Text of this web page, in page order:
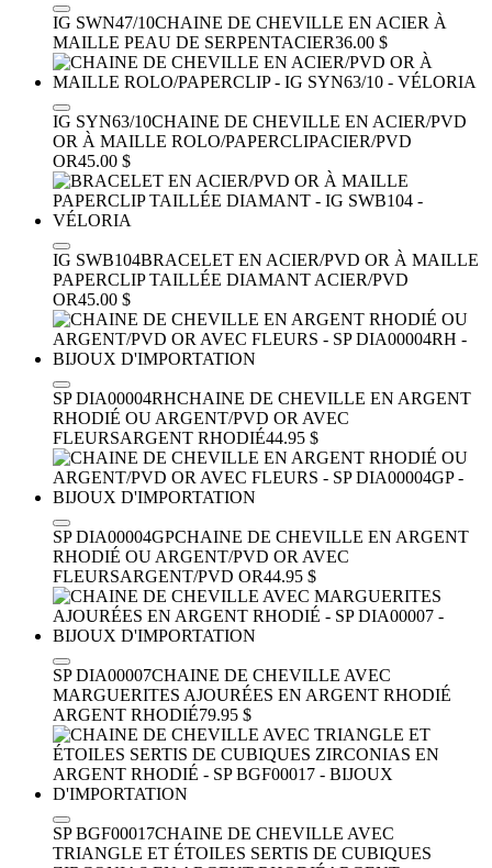
IG SWN47/10CHAINE DE CHEVILLE EN ACIER À
MAILLE PEAU DE SERPENTACIER36.00 $
IG SYN63/10CHAINE DE CHEVILLE EN ACIER/PVD
OR À MAILLE ROLO/PAPERCLIPACIER/PVD
OR45.00 $
IG SWB104BRACELET EN ACIER/PVD OR À MAILLE
PAPERCLIP TAILLÉE DIAMANT ACIER/PVD
OR45.00 $
SP DIA00004RHCHAINE DE CHEVILLE EN ARGENT
RHODIÉ OU ARGENT/PVD OR AVEC
FLEURSARGENT RHODIÉ44.95 $
SP DIA00004GPCHAINE DE CHEVILLE EN ARGENT
RHODIÉ OU ARGENT/PVD OR AVEC
FLEURSARGENT/PVD OR44.95 $
SP DIA00007CHAINE DE CHEVILLE AVEC
MARGUERITES AJOURÉES EN ARGENT RHODIÉ
ARGENT RHODIÉ79.95 $
SP BGF00017CHAINE DE CHEVILLE AVEC
TRIANGLE ET ÉTOILES SERTIS DE CUBIQUES